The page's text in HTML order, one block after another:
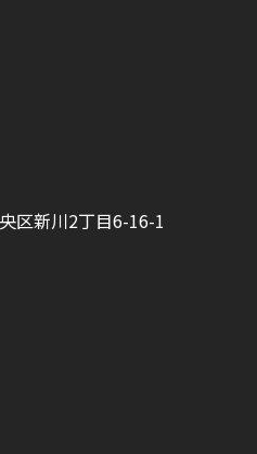
区新川2丁目6-16-1